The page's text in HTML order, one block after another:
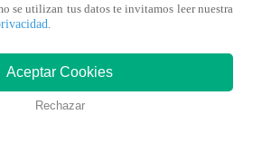
Latina
2019
se utilizan tus datos te invitamos leer nuestra
Aceptar Cookies
Rechazar